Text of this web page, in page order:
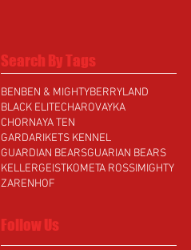
Search By Tags
BENBEN & MIGHTYBERRYLAND
BLACK ELITECHAROVAYKA
CHORNAYA TEN
GARDARIKETS KENNEL
GUARDIAN BEARSGUARIAN BEARS
KELLERGEISTKOMETA ROSSIMIGHTY
ZARENHOF
Follow Us